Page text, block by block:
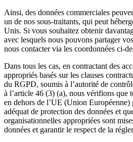
Ainsi, des données commerciales
un de nos sous-traitants, qui peut
Unis. Si vous souhaitez obtenir
avec lesquels nous pouvons partager
nous contacter via les coordonnées ci-
Dans tous les cas, en contractant des
appropriés basés sur les clauses
du RGPD, soumis à l’autorité de
à l’article 46 (3) (a), nous vérifions que
en dehors de l’UE (Union Européenne)
adéquat de protection des données et
organisationnelles appropriées sont
données et garantir le respect de la